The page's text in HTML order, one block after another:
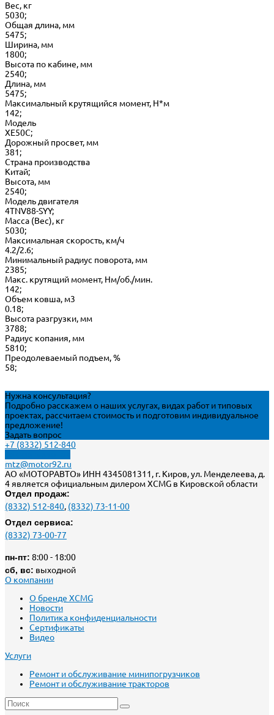
Вес, кг
5030;
Общая длина, мм
5475;
Ширина, мм
1800;
Высота по кабине, мм
2540;
Длина, мм
5475;
Максимальный крутящийся момент, Н*м
142;
Модель
XE50С;
Дорожный просвет, мм
381;
Страна производства
Китай;
Высота, мм
2540;
Модель двигателя
4TNV88-SYY;
Масса (Вес), кг
5030;
Максимальная скорость, км/ч
4.2/2.6;
Минимальный радиус поворота, мм
2385;
Макс. крутящий момент, Нм/об./мин.
142;
Объем ковша, м3
0.18;
Высота разгрузки, мм
3788;
Радиус копания, мм
5810;
Преодолеваемый подъем, %
58;
Нужна консультация?
Подробно расскажем о наших услугах, видах работ и типовых
проектах, рассчитаем стоимость и подготовим индивидуальное
предложение!
Задать вопрос
+7 (8332) 512-840
mtz@motor92.ru
АО «МОТОРАВТО» ИНН 4345081311, г. Киров, ул. Менделеева, д.
4 является официальным дилером XCMG в Кировской области
Отдел продаж:
(8332) 512-840, (8332) 73-11-00
Отдел сервиса:
(8332) 73-00-77
пн-пт: 8:00 - 18:00
сб, вс: выходной
О компании
О бренде XCMG
Новости
Политика конфиденциальности
Сертификаты
Видео
Услуги
Ремонт и обслуживание минипогрузчиков
Ремонт и обслуживание тракторов